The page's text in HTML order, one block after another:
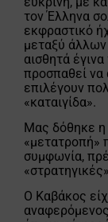
τον Έλληνα
εκφραστικό
μεταξύ άλλων
αισθητά
προσπαθεί
επιλέγουν
«καταιγίδα».
Μας δόθηκε η
«μετατροπή»
συμφωνία,
Ο Καβάκος